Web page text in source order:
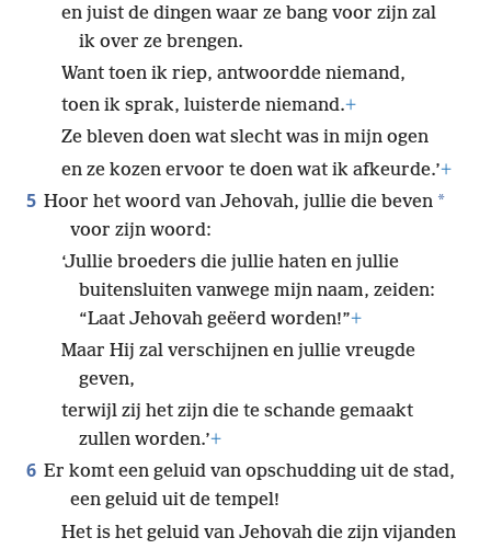
en juist de dingen waar ze bang voor zijn zal
ik over ze brengen.
Want toen ik riep, antwoordde niemand,
toen ik sprak, luisterde niemand.+
Ze bleven doen wat slecht was in mijn ogen
en ze kozen ervoor te doen wat ik afkeurde.’+
5 Hoor het woord van Jehovah, jullie die beven *
voor zijn woord:
‘Jullie broeders die jullie haten en jullie
buitensluiten vanwege mijn naam, zeiden:
“Laat Jehovah geëerd worden!”+
Maar Hij zal verschijnen en jullie vreugde
geven,
terwijl zij het zijn die te schande gemaakt
zullen worden.’+
6 Er komt een geluid van opschudding uit de stad,
een geluid uit de tempel!
Het is het geluid van Jehovah die zijn vijanden